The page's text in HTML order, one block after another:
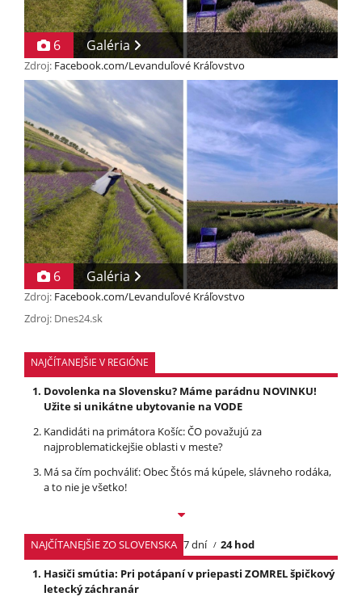
6 Galéria
Zdroj: Facebook.com/Levanduľové Kráľovstvo
6 Galéria
Zdroj: Facebook.com/Levanduľové Kráľovstvo
Zdroj: Dnes24.sk
NAJČÍTANEJŠIE V REGIÓNE
Dovolenka na Slovensku? Máme parádnu NOVINKU!
Užite si unikátne ubytovanie na VODE
Kandidáti na primátora Košíc: ČO považujú za
najproblematickejšie oblasti v meste?
Má sa čím pochváliť: Obec Štós má kúpele, slávneho rodáka,
a to nie je všetko!
NAJČÍTANEJŠIE ZO SLOVENSKA 7 dní
24 hod
Hasiči smútia: Pri potápaní v priepasti ZOMREL špičkový
letecký záchranár